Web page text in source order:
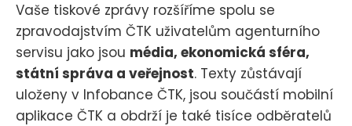
Vaše tiskové zprávy rozšíříme spolu se
zpravodajstvím ČTK uživatelům agenturního
servisu jako jsou média, ekonomická sféra,
státní správa a veřejnost. Texty zůstávají
uloženy v Infobance ČTK, jsou součástí mobilní
aplikace ČTK a obdrží je také tisíce odběratelů